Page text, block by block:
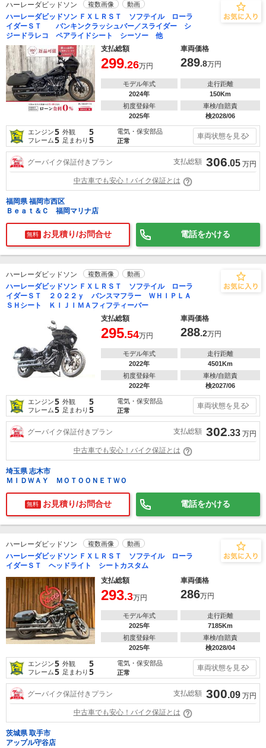
ハーレーダビッドソン 複数画像 動画
ハーレーダビッドソン ＦＸＬＲＳＴ ソフテイル ローラ
イダーＳＴ バンキンクラッシュバー／スライダー シ
ジードラレコ ペアライドシート シーソー 他
支払総額
車両価格
299.26万円 289.8万円
モデル年式
2024年
走行距離
150Km
初度登録年
2025年
車検/自賠責
検2028/06
エンジン5 外観 5
フレーム5 足まわり 5
電気・保安部品
正常
車両状態を見る
グーバイク保証付きプラン 支払総額 306.05 万円
中古車でも安心！バイク保証とは
福岡県 福岡市西区
Ｂｅａｔ＆Ｃ 福岡マリナ店
無料 お見積り/お問合せ 電話をかける
ハーレーダビッドソン 複数画像 動画
ハーレーダビッドソン ＦＸＬＲＳＴ ソフテイル ローラ
イダーＳＴ ２０２２ｙ バンスマフラー ＷＨＩＰＬＡ
ＳＨシート ＫＩＪＩＭＡフィフティーバー
支払総額
車両価格
295.54万円 288.2万円
モデル年式
2022年
走行距離
4501Km
初度登録年
2022年
車検/自賠責
検2027/06
エンジン5 外観 5
フレーム5 足まわり 5
電気・保安部品
正常
車両状態を見る
グーバイク保証付きプラン 支払総額 302.33 万円
中古車でも安心！バイク保証とは
埼玉県 志木市
ＭＩＤＷＡＹ ＭＯＴＯＯＮＥＴＷＯ
無料 お見積り/お問合せ 電話をかける
ハーレーダビッドソン 複数画像 動画
ハーレーダビッドソン ＦＸＬＲＳＴ ソフテイル ローラ
イダーＳＴ ヘッドライト シートカスタム
支払総額
車両価格
293.3万円 286万円
モデル年式
2025年
走行距離
7185Km
初度登録年
2025年
車検/自賠責
検2028/04
エンジン5 外観 5
フレーム5 足まわり 5
電気・保安部品
正常
車両状態を見る
グーバイク保証付きプラン 支払総額 300.09 万円
中古車でも安心！バイク保証とは
茨城県 取手市
アップル守谷店